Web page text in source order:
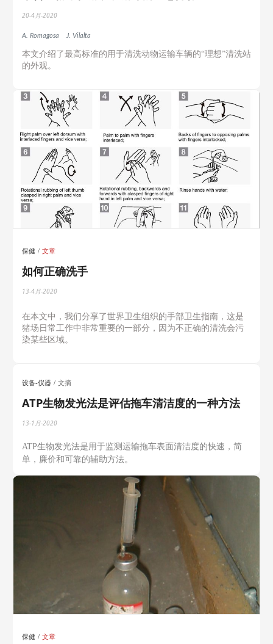
20-4月-2020
A. Romagosa J. Vilalta
本文介绍了最高标准的用于清洗动物运输车辆的“理想”清洗站
的外观。
保健 文章
如何正确洗手
13-4月-2020
在本文中，我们分享了世界卫生组织的手部卫生指南，这是
猪场日常工作中非常重要的一部分，因为不正确的清洗会污
染某些区域。
设备-仪器 文摘
ATP生物发光法是评估拖车清洁度的一种方法
13-1月-2020
ATP生物发光法是用于监测运输拖车表面清洁度的快速，简
单，廉价和可靠的辅助方法。
保健 文章